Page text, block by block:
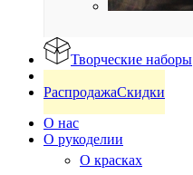
Творческие наборы
РаспродажаСкидки
О нас
О рукоделии
О красках